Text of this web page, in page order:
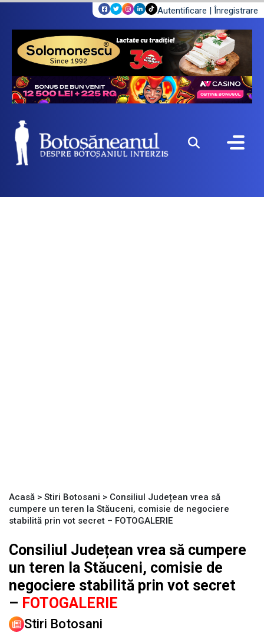
Autentificare | Înregistrare
Acasă > Stiri Botosani > Consiliul Județean vrea să
cumpere un teren la Stăuceni, comisie de negociere
stabilită prin vot secret – FOTOGALERIE
Consiliul Județean vrea să cumpere
un teren la Stăuceni, comisie de
negociere stabilită prin vot secret
– FOTOGALERIE
Stiri Botosani